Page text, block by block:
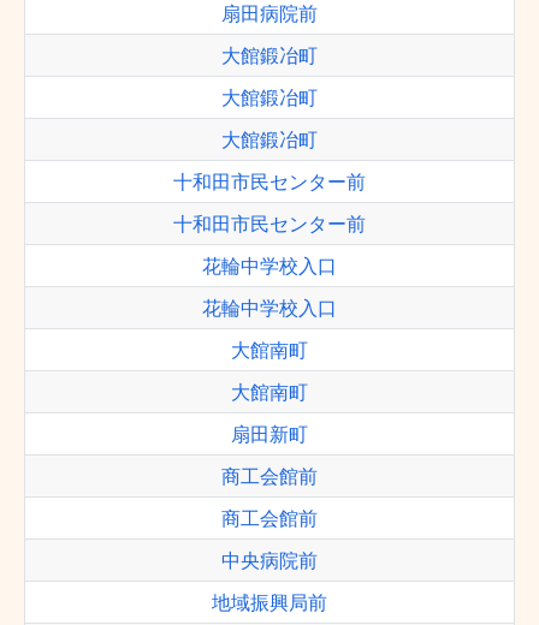
扇田病院前
大館鍛冶町
大館鍛冶町
大館鍛冶町
十和田市民センター前
十和田市民センター前
花輪中学校入口
花輪中学校入口
大館南町
大館南町
扇田新町
商工会館前
商工会館前
中央病院前
地域振興局前